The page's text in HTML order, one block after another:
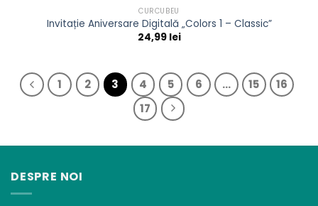
CURCUBEU
Invitație Aniversare Digitală „Colors 1 – Classic”
24,99 lei
1 2 3 4 5 6 … 15
16
17
DESPRE NOI